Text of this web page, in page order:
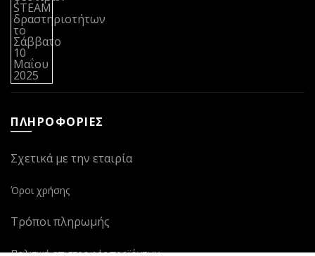
ΠΛΗΡΟΦΟΡΙΕΣ
Σχετικά με την εταιρία
Όροι χρήσης
Τρόποι πληρωμής